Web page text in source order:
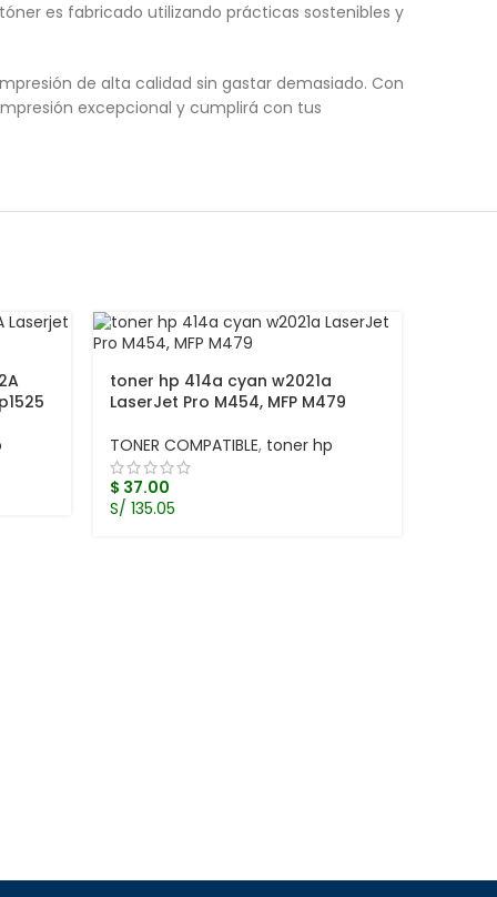
es fabricado utilizando prácticas sostenibles y
de alta calidad sin gastar demasiado. Con
excepcional y cumplirá con tus
toner hp 414a cyan w2021a
LaserJet Pro M454, MFP M479
TONER COMPATIBLE, toner hp
$ 37.00
S/ 135.05